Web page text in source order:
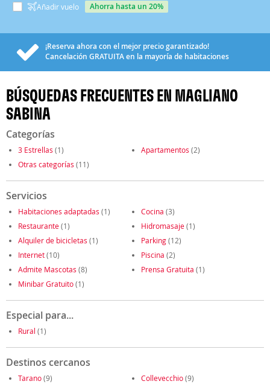
Añadir vuelo ahorra hasta un 20%
¡Reserva ahora con el mejor precio garantizado!
Cancelación GRATUITAen la mayoría de habitaciones
BÚSQUEDAS FRECUENTES EN MAGLIANO
SABINA
Categorías
3 Estrellas (1) Apartamentos (2)
Otras categorías (11)
Servicios
Habitaciones adaptadas (1) Cocina (3)
Restaurante(1) Hidromasaje(1)
Alquiler de bicicletas (1) Parking(12)
Internet(10) Piscina (2)
Admite Mascotas (8) Prensa Gratuita (1)
Minibar Gratuito(1)
Especial para...
Rural (1)
Destinos cercanos
Tarano(9) Collevecchio(9)